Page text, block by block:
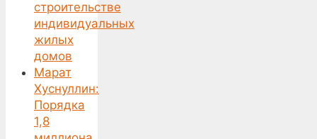
строительстве
индивидуальных
жилых
домов
Марат
Хуснуллин:
Порядка
1,8